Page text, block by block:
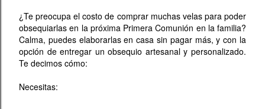
¿Te preocupa el costo de comprar muchas velas para poder
obsequiarlas en la próxima Primera Comunión en la familia?
Calma, puedes elaborarlas en casa sin pagar más, y con la
opción de entregar un obsequio artesanal y personalizado.
Te decimos cómo:
Necesitas: